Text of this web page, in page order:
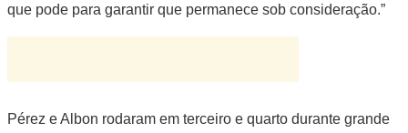
que pode para garantir que permanece sob consideração.”
Pérez e Albon rodaram em terceiro e quarto durante grande